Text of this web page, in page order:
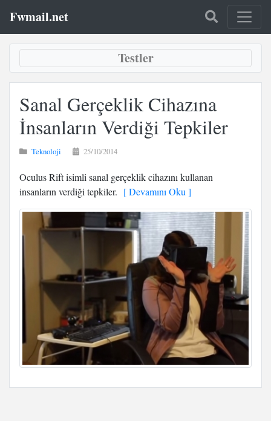
Fwmail.net
Testler
Sanal Gerçeklik Cihazına
İnsanların Verdiği Tepkiler
Teknoloji 25/10/2014
Oculus Rift isimli sanal gerçeklik cihazını kullanan
insanların verdiği tepkiler. [ Devamını Oku ]